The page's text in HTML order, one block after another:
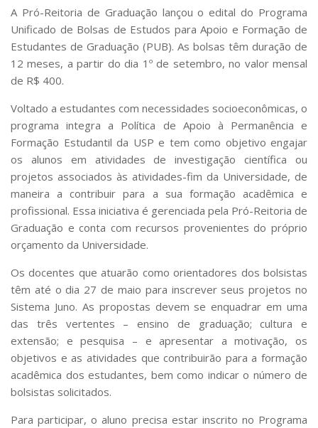
Serviços
Bibliotecas
Apoio ao Estudante
Segurança, Trânsito e Prevenção
RH, Administrativo e Financeiro
Outros serviços
Comunicação
Assessorias e Mídias
Aplicativos e Sites
Jornal da USP
Agenda de Eventos
Defesa de Teses
A Pró-Reitoria de Graduação lançou o edital do Programa
Unificado de Bolsas de Estudos para Apoio e Formação de
Estudantes de Graduação (PUB). As bolsas têm duração de
12 meses, a partir do dia 1º de setembro, no valor mensal
de R$ 400.
Voltado a estudantes com necessidades socioeconômicas, o
programa integra a Política de Apoio à Permanência e
Formação Estudantil da USP e tem como objetivo engajar
os alunos em atividades de investigação científica ou
projetos associados às atividades-fim da Universidade, de
maneira a contribuir para a sua formação acadêmica e
profissional. Essa iniciativa é gerenciada pela Pró-Reitoria de
Graduação e conta com recursos provenientes do próprio
orçamento da Universidade.
Os docentes que atuarão como orientadores dos bolsistas
têm até o dia 27 de maio para inscrever seus projetos no
Sistema Juno. As propostas devem se enquadrar em uma
das três vertentes – ensino de graduação; cultura e
extensão; e pesquisa – e apresentar a motivação, os
objetivos e as atividades que contribuirão para a formação
acadêmica dos estudantes, bem como indicar o número de
bolsistas solicitados.
Para participar, o aluno precisa estar inscrito no Programa